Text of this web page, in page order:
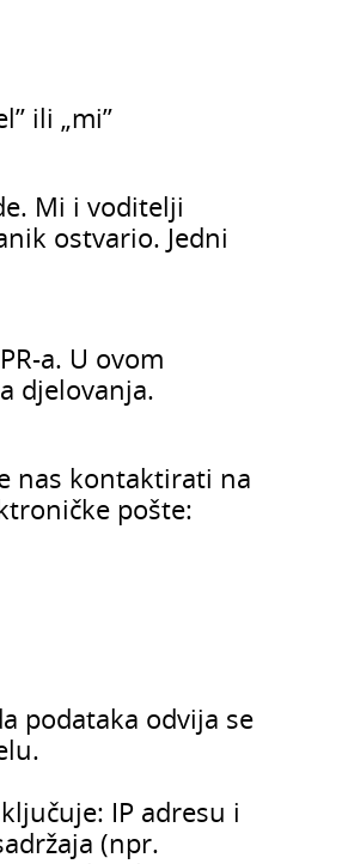
ili „mi’’
Mi i voditelji
ostvario. Jedni
a. U ovom
djelovanja.
nas kontaktirati na
pošte:
podataka odvija se
IP adresu i
(npr.